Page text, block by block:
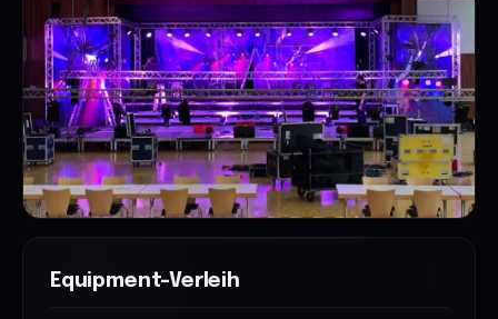
Equipment-Verleih